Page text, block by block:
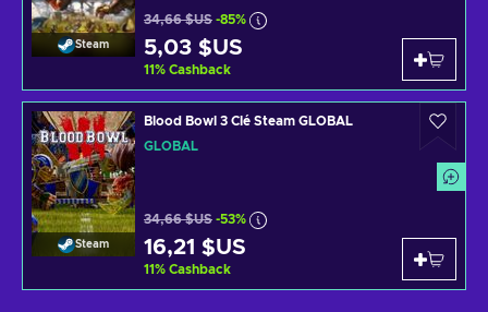
Steam
34,66 $US -85%
5,03 $US
11% Cashback
Steam
Blood Bowl 3 Clé Steam GLOBAL
GLOBAL
34,66 $US -53%
16,21 $US
11% Cashback